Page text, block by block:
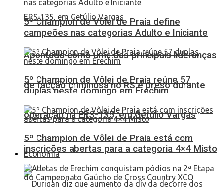
Apontado como uma das principais lideranças
de facção criminosa no RS é preso durante
operação na ERS-135, em Getúlio Vargas
Economia
5º Champion de Vôlei de Praia define
campeões nas categorias Adulto e Iniciante
5º Champion de Vôlei de Praia reúne 57
duplas neste domingo em Erechim
5º Champion de Vôlei de Praia está com
inscrições abertas para a categoria 4×4 Misto